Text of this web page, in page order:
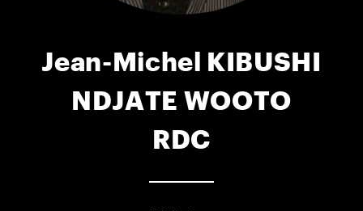
Jean-Michel KIBUSHI
NDJATE WOOTO
RDC